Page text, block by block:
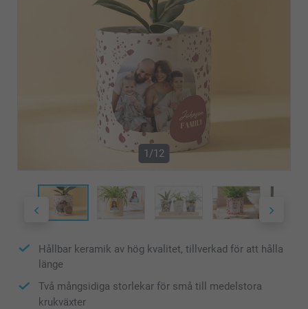
1/12
Hållbar keramik av hög kvalitet, tillverkad för att hålla
länge
Två mångsidiga storlekar för små till medelstora
krukväxter